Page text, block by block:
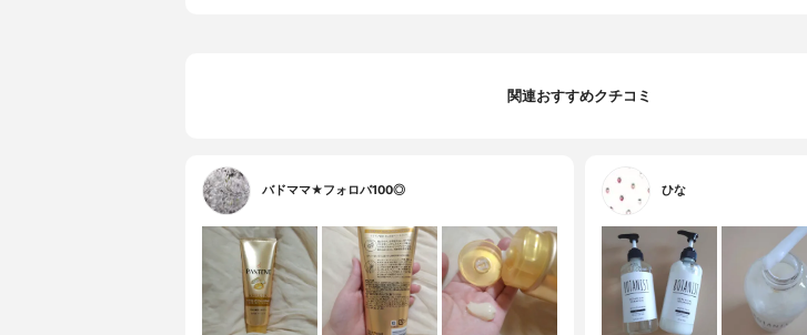
関連おすすめクチコミ
バドママ★フォロバ100◎ ひな